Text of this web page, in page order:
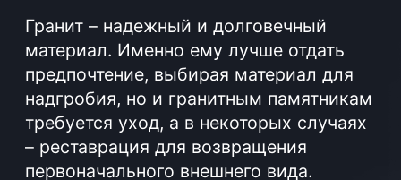
Виды
дефекты. Реконструкция мемориала
дешевле, чем новый памятник. Да и
зачем заказывать новое изделие, на
изготовление которого уйдет больше
времени, если можно вернуть
достойный вид установленному?